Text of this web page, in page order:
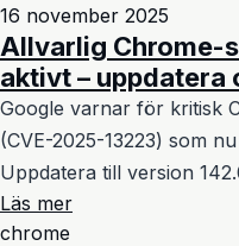
16 november 2025
Allvarlig Chrome-
aktivt – uppdatera
Google varnar för kritisk
(CVE-2025-13223) som
Uppdatera till version
Läs mer
chrome